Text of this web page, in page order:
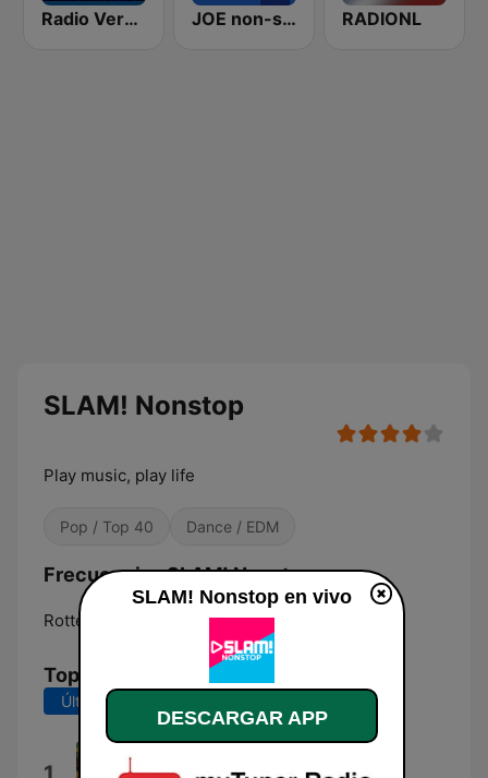
Radio Veronica JOE non-stop RADIONL
SLAM! Nonstop
Play music, play life
Pop / Top 40 Dance / EDM
Frecuencias SLAM! Nonstop:
Rotterdam:
Top Canciones
Últimos 7 días
SLAM! Nonstop en vivo
DESCARGAR APP